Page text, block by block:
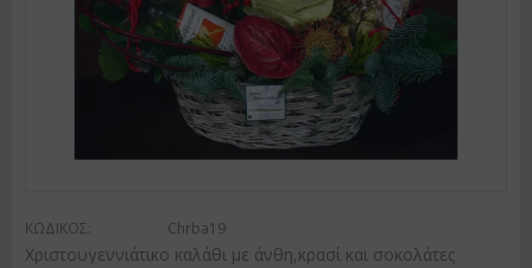
ΚΩΔΙΚΟΣ: Chrba19
Χριστουγεννιάτικο καλάθι με άνθη,κρασί και σοκολάτες